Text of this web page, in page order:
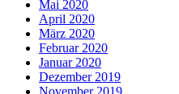
Mai 2020
April 2020
März 2020
Februar 2020
Januar 2020
Dezember 2019
November 2019